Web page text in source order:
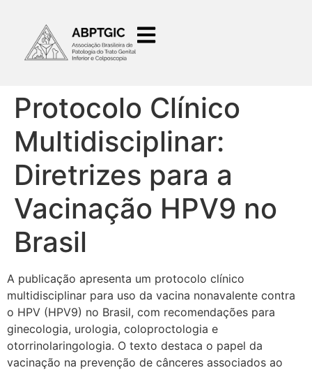
Protocolo Clínico
Multidisciplinar:
Diretrizes para a
Vacinação HPV9 no
Brasil
A publicação apresenta um protocolo clínico
multidisciplinar para uso da vacina nonavalente contra
o HPV (HPV9) no Brasil, com recomendações para
ginecologia, urologia, coloproctologia e
otorrinolaringologia. O texto destaca o papel da
vacinação na prevenção de cânceres associados ao